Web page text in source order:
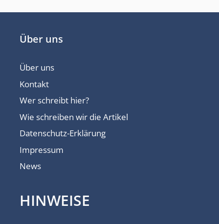
Über uns
Über uns
Kontakt
Wer schreibt hier?
Wie schreiben wir die Artikel
Datenschutz-Erklärung
Impressum
News
HINWEISE